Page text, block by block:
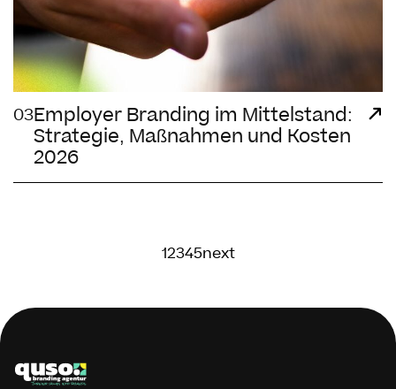
03Employer Branding im Mittelstand:
Strategie, Maßnahmen und Kosten
2026
12345next